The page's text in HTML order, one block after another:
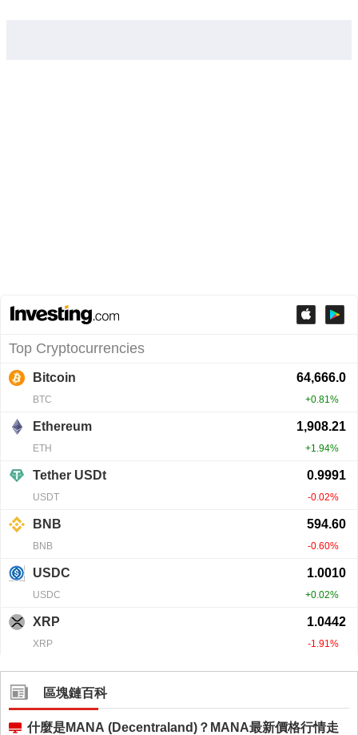
區塊鏈百科
什麼是MANA (Decentraland)？MANA最新價格行情走